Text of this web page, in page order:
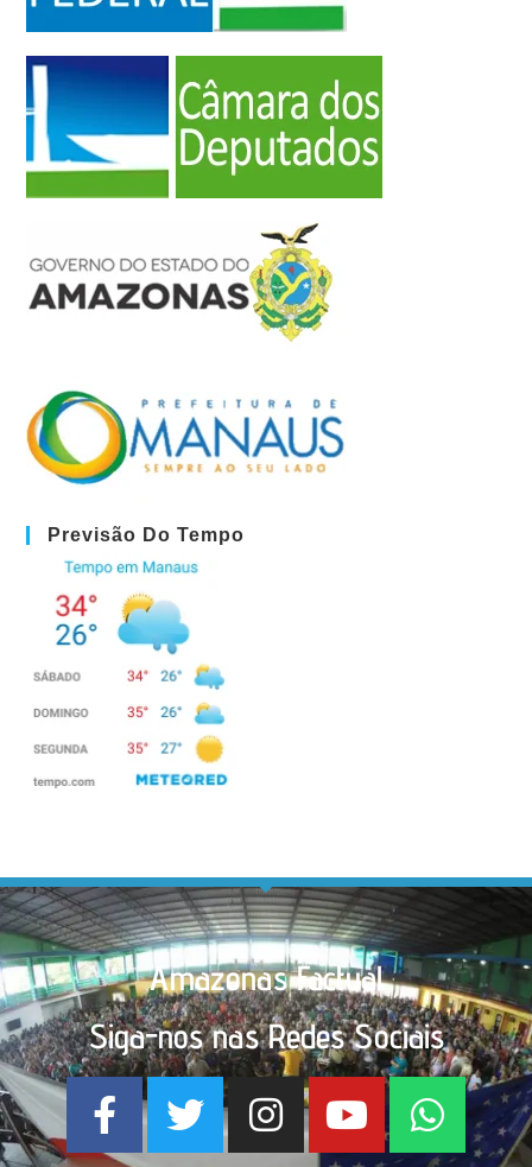
Previsão Do Tempo
Amazonas Factual
Siga-nos nas Redes Sociais